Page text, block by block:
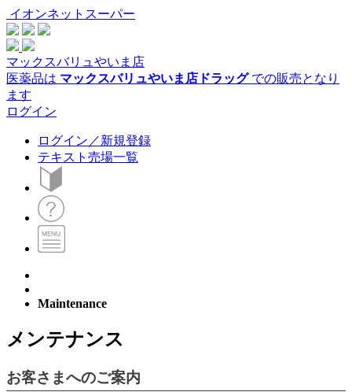
イオンネットスーパー
マックスバリュやいま店
医薬品は マックスバリュやいま店ドラッグでの販売となり
ます
ログイン
ログイン／新規登録
テキスト売場一覧
Maintenance
メンテナンス
お客さまへのご案内